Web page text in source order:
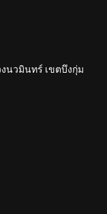
งนวมินทร์ เขตบึงกุ่ม